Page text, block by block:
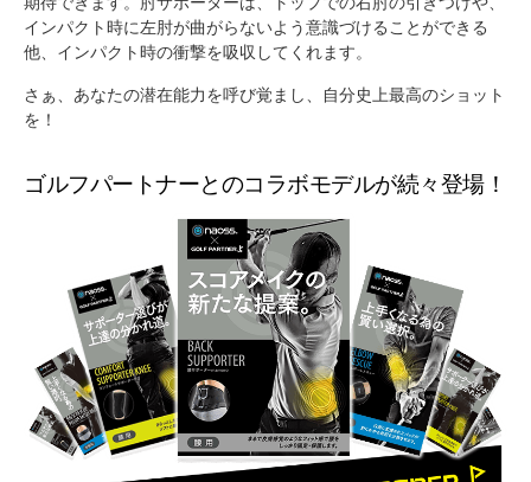
インパクト時に左肘が曲がらないよう意識づけることができる
他、インパクト時の衝撃を吸収してくれます。
さぁ、あなたの潜在能力を呼び覚まし、自分史上最高のショット
を！
ゴルフパートナーとのコラボモデルが続々登場！